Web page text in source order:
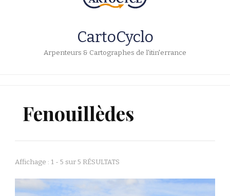
CartoCyclo
Arpenteurs & Cartographes de l'itin'errance
Fenouillèdes
Affichage : 1 - 5 sur 5 RÉSULTATS